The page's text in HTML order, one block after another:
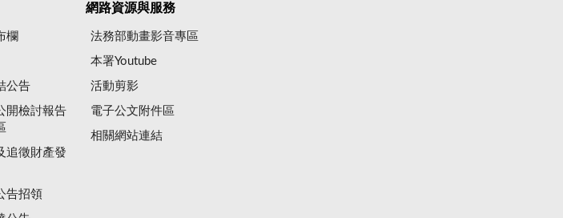
欄
公告
開檢討報告
追徵財產發
告招領
網路資源與服務
法務部動畫影音專區
本署Youtube
活動剪影
電子公文附件區
相關網站連結